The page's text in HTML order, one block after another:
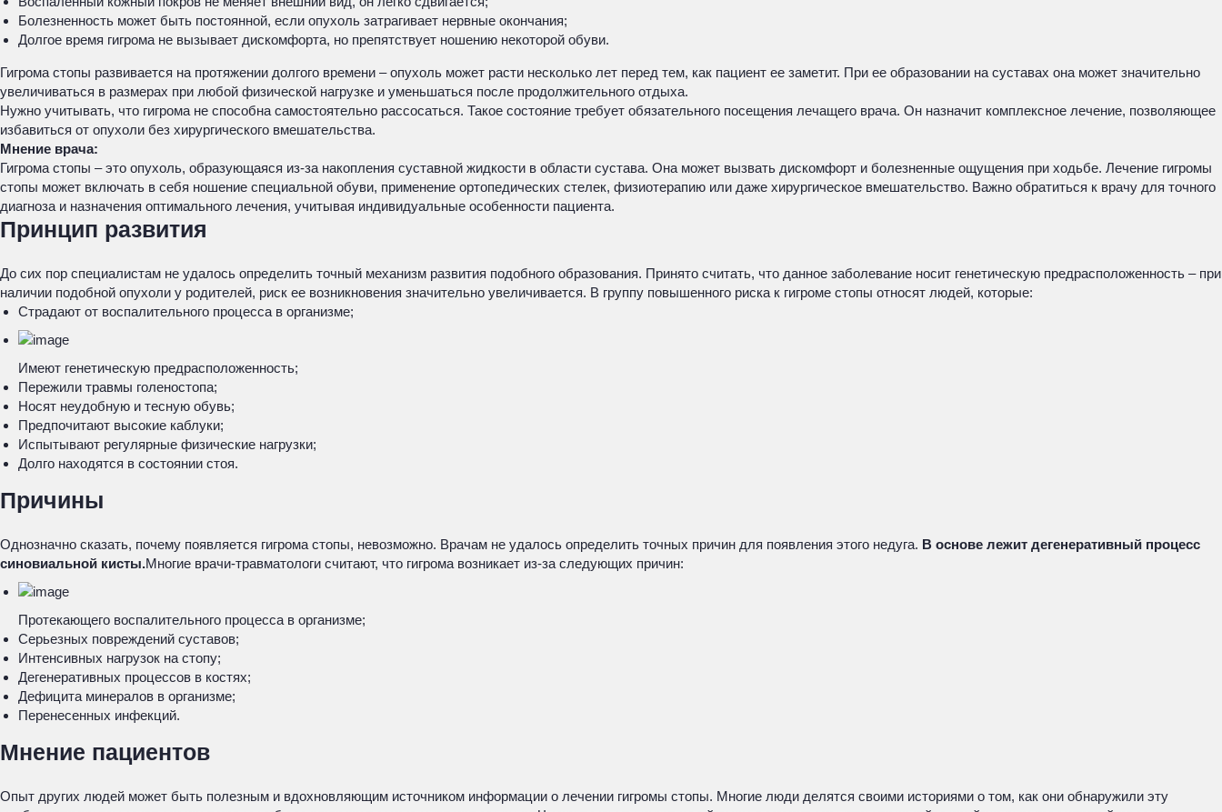
Болезненность может быть постоянной, если опухоль затрагивает нервные окончания;
Долгое время гигрома не вызывает дискомфорта, но препятствует ношению некоторой обуви.
Гигрома стопы развивается на протяжении долгого времени – опухоль может расти несколько лет перед тем, как пациент ее заметит. При ее образовании на суставах она может значительно
увеличиваться в размерах при любой физической нагрузке и уменьшаться после продолжительного отдыха.
Нужно учитывать, что гигрома не способна самостоятельно рассосаться. Такое состояние требует обязательного посещения лечащего врача. Он назначит комплексное лечение, позволяющее
избавиться от опухоли без хирургического вмешательства.
Мнение врача:
Гигрома стопы – это опухоль, образующаяся из-за накопления суставной жидкости в области сустава. Она может вызвать дискомфорт и болезненные ощущения при ходьбе. Лечение гигромы
стопы может включать в себя ношение специальной обуви, применение ортопедических стелек, физиотерапию или даже хирургическое вмешательство. Важно обратиться к врачу для точного
диагноза и назначения оптимального лечения, учитывая индивидуальные особенности пациента.
Принцип развития
До сих пор специалистам не удалось определить точный механизм развития подобного образования. Принято считать, что данное заболевание носит генетическую предрасположенность – при
наличии подобной опухоли у родителей, риск ее возникновения значительно увеличивается. В группу повышенного риска к гигроме стопы относят людей, которые:
Страдают от воспалительного процесса в организме;
Имеют генетическую предрасположенность;
Пережили травмы голеностопа;
Носят неудобную и тесную обувь;
Предпочитают высокие каблуки;
Испытывают регулярные физические нагрузки;
Долго находятся в состоянии стоя.
Причины
Однозначно сказать, почему появляется гигрома стопы, невозможно. Врачам не удалось определить точных причин для появления этого недуга. В основе лежит дегенеративный процесс
синовиальной кисты.Многие врачи-травматологи считают, что гигрома возникает из-за следующих причин:
Протекающего воспалительного процесса в организме;
Серьезных повреждений суставов;
Интенсивных нагрузок на стопу;
Дегенеративных процессов в костях;
Дефицита минералов в организме;
Перенесенных инфекций.
Мнение пациентов
Опыт других людей может быть полезным и вдохновляющим источником информации о лечении гигромы стопы. Многие люди делятся своими историями о том, как они обнаружили эту